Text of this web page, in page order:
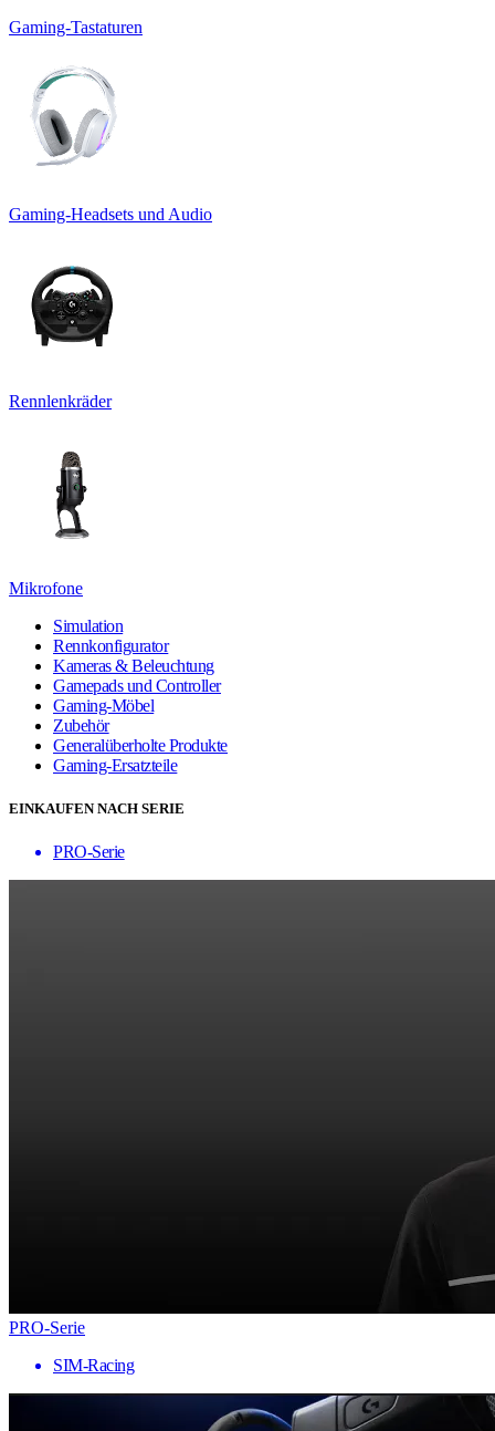
Gaming-Tastaturen
Gaming-Headsets und Audio
Rennlenkräder
Mikrofone
Simulation
Rennkonfigurator
Kameras & Beleuchtung
Gamepads und Controller
Gaming-Möbel
Zubehör
Generalüberholte Produkte
Gaming-Ersatzteile
EINKAUFEN NACH SERIE
PRO-Serie
PRO-Serie
SIM-Racing